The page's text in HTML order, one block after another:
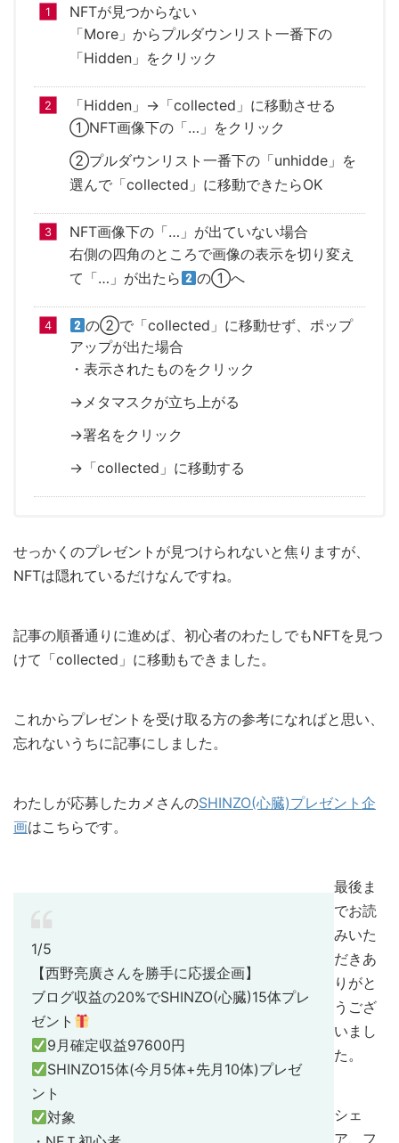
NFTが見つからない
「More」からプルダウンリスト一番下の
「Hidden」をクリック
「Hidden」→「collected」に移動させる
①NFT画像下の「…」をクリック
②プルダウンリスト一番下の「unhidde」を
選んで「collected」に移動できたらOK
NFT画像下の「…」が出ていない場合
右側の四角のところで画像の表示を切り変え
て「…」が出たら
の①へ
の②で「collected」に移動せず、ポップ
アップが出た場合
・表示されたものをクリック
→メタマスクが立ち上がる
→署名をクリック
→「collected」に移動する
せっかくのプレゼントが見つけられないと焦りますが、
NFTは隠れているだけなんですね。
記事の順番通りに進めば、初心者のわたしでもNFTを見つ
けて「collected」に移動もできました。
これからプレゼントを受け取る方の参考になればと思い、
忘れないうちに記事にしました。
わたしが応募したカメさんのSHINZO(心臓)プレゼント企
画はこちらです。
1/5
【西野亮廣さんを勝手に応援企画】
ブログ収益の20%でSHINZO(心臓)15体プレ
ゼント
9月確定収益97600円
SHINZO15体(今月5体+先月10体)プレゼ
ント
対象
最後ま
でお読
みいた
だきあ
りがと
うござ
いまし
た。
シェ
ア、フ